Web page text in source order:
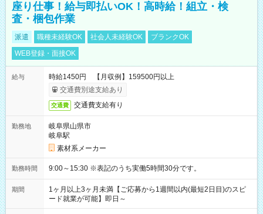
座り仕事！給与即払いOK！高時給！組立・検
査・梱包作業
派遣 職種未経験OK 社会人未経験OK
ブランクOK
WEB登録・面接OK
給与
時給1450円 【月収例】159500円以上
交通費別途支給あり
交通費 交通費支給有り
勤務地
岐阜県山県市
岐阜駅
素材系メーカー
勤務時間 9:00～15:30 ※表記のうち実働5時間30分です。
期間
1ヶ月以上3ヶ月未満【ご応募から1週間以内(最短2日目)のスピ
ード就業が可能】即日～